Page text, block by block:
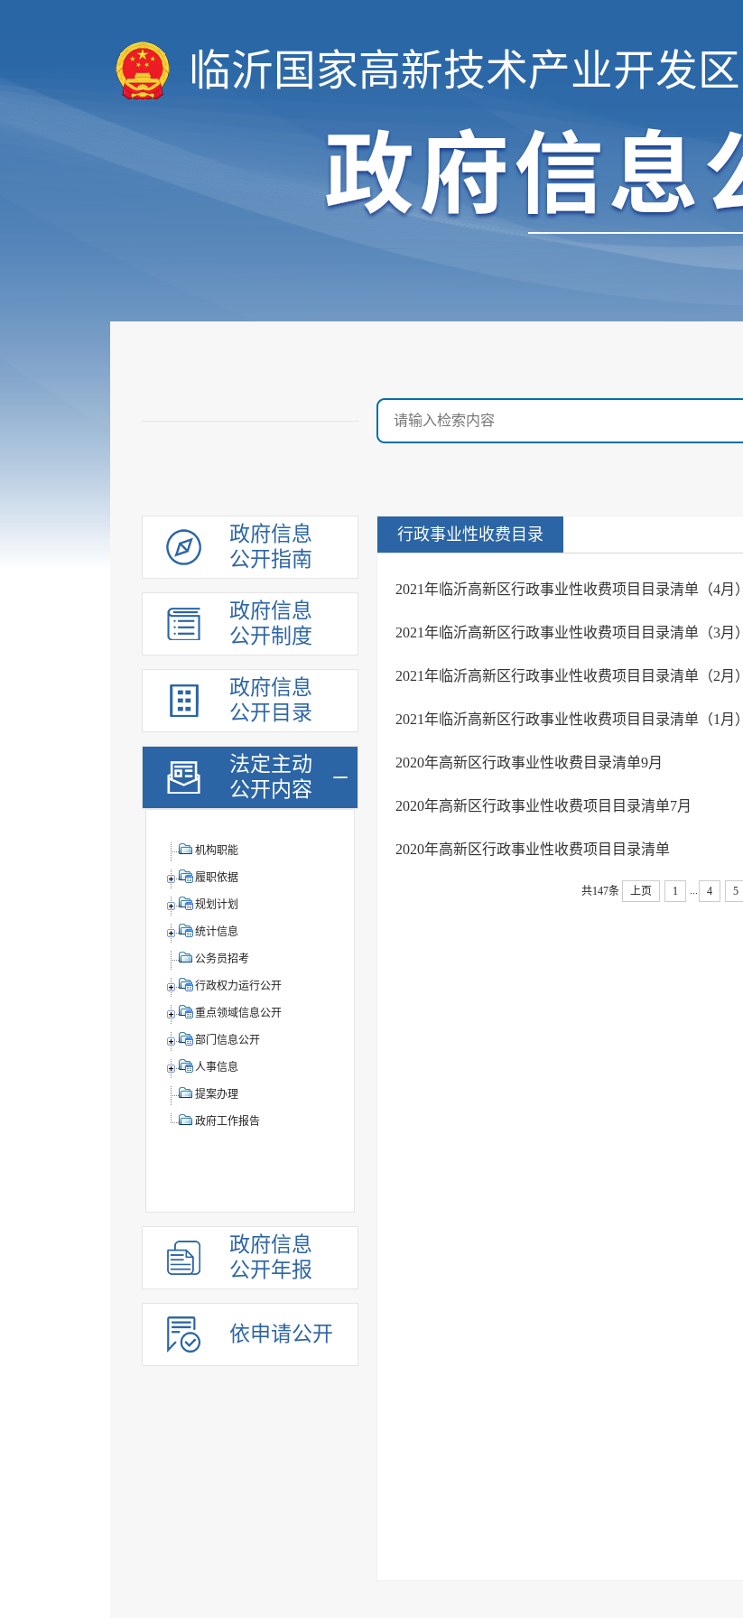
临沂国家高新技术产业开发区
政府信息
公开指南
政府信息
公开制度
政府信息
公开目录
法定主动
公开内容
机构职能
履职依据
规划计划
统计信息
公务员招考
行政权力运行公开
重点领域信息公开
部门信息公开
人事信息
提案办理
政府工作报告
政府信息
公开年报
依申请公开
行政事业性收费目录
2021年临沂高新区行政事业性收费项目目录清单（4月）
2021年临沂高新区行政事业性收费项目目录清单（3月）
2021年临沂高新区行政事业性收费项目目录清单（2月）
2021年临沂高新区行政事业性收费项目目录清单（1月）
2020年高新区行政事业性收费目录清单9月
2020年高新区行政事业性收费项目目录清单7月
2020年高新区行政事业性收费项目目录清单
共147条 上页 1 4 5